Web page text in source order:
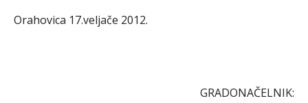
Orahovica 17.veljače 2012.
GRADONAČELNIK: